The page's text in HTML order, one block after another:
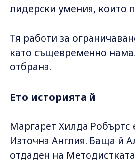
лидерски умения, които
Тя работи за
като същевременно
отбрана.
Ето историята й
Маргарет Хилда Робъртс
Източна Англия. Баща й
отдаден на